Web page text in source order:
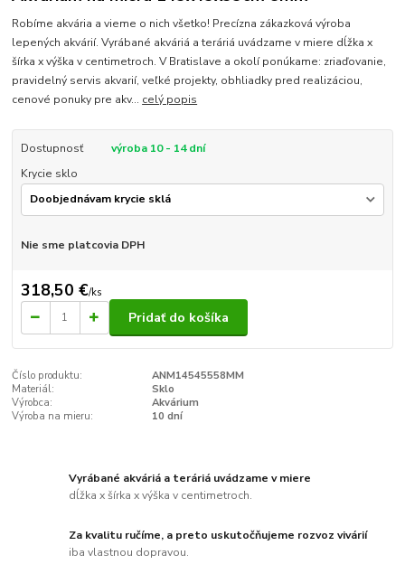
Robíme akvária a vieme o nich všetko! Precízna zákazková výroba
lepených akvárií. Vyrábané akváriá a teráriá uvádzame v miere dĺžka x
šírka x výška v centimetroch. V Bratislave a okolí ponúkame: zriaďovanie,
pravidelný servis akvarií, veľké projekty, obhliadky pred realizáciou,
cenové ponuky pre akv... celý popis
Dostupnosť
výroba 10 - 14 dní
Krycie sklo
Nie sme platcovia DPH
318,50 €/ks
Pridať do košíka
Číslo produktu:
ANM14545558MM
Materiál:
Sklo
Výrobca:
Akvárium
Výroba na mieru:
10 dní
Vyrábané akváriá a teráriá uvádzame v miere
dĺžka x šírka x výška v centimetroch.
Za kvalitu ručíme, a preto uskutočňujeme rozvoz vivárií
iba vlastnou dopravou.